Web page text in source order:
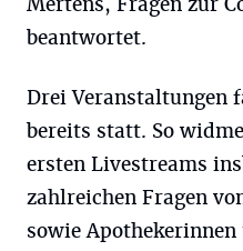
beantwortet.
Drei Veranstaltungen
bereits statt. So
ersten Livestreams
zahlreichen Fragen
sowie